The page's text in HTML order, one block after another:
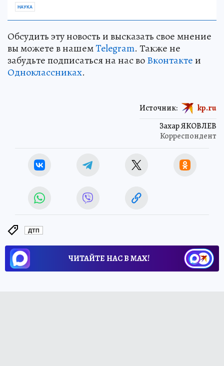
НАУКА
Обсудить эту новость и высказать свое мнение
вы можете в нашемTelegram. Также не
забудьте подписаться на нас воВконтактеи
Одноклассниках.
Захар ЯКОВЛЕВ
Корреспондент
Источник: kp.ru
ДТП
ЧИТАЙТЕ НАС В МАХ!